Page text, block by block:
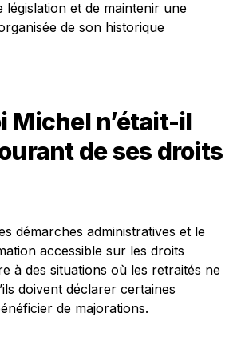
législation et de maintenir une
de son historique
Michel n’était-il
de ses droits
démarches administratives et le
accessible sur les droits
à des situations où les retraités ne
doivent déclarer certaines
de majorations.